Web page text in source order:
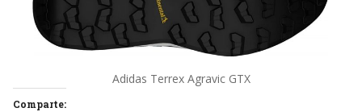
Adidas Terrex Agravic GTX
Comparte: